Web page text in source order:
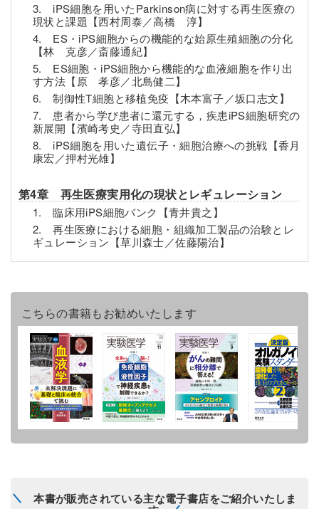
3. iPS細胞を用いたParkinson病に対する再生医療の
現状と課題【西村周泰／高橋 淳】
4. ES・iPS細胞からの機能的な始原生殖細胞の分化
【林 克彦／斎藤通紀】
5. ES細胞・iPS細胞から機能的な血液細胞を作り出
す方法【原 孝彦／北島健二】
6. 制御性T細胞と移植免疫【木本富子／坂口志文】
7. 患者から学び患者に還元する，疾患iPS細胞研究の
新展開【濱崎考史／寺田直弘】
8. iPS細胞を用いた遺伝子・細胞治療への挑戦【香月
康宏／押村光雄】
第4章 再生医療実用化の現状とレギュレーション
1. 臨床用iPS細胞バンク【青井貴之】
2. 再生医療における細胞・組織加工製品の治験とレ
ギュレーション【草川森士／佐藤陽治】
こちらの書籍もお勧めいたします
本書が販売されている主な電子書店をご紹介いたしま